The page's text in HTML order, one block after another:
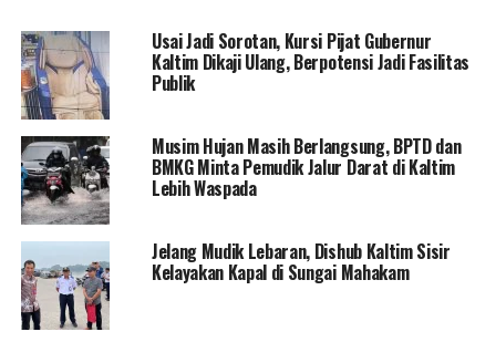
Usai Jadi Sorotan, Kursi Pijat Gubernur
Kaltim Dikaji Ulang, Berpotensi Jadi Fasilitas
Publik
Musim Hujan Masih Berlangsung, BPTD dan
BMKG Minta Pemudik Jalur Darat di Kaltim
Lebih Waspada
Jelang Mudik Lebaran, Dishub Kaltim Sisir
Kelayakan Kapal di Sungai Mahakam